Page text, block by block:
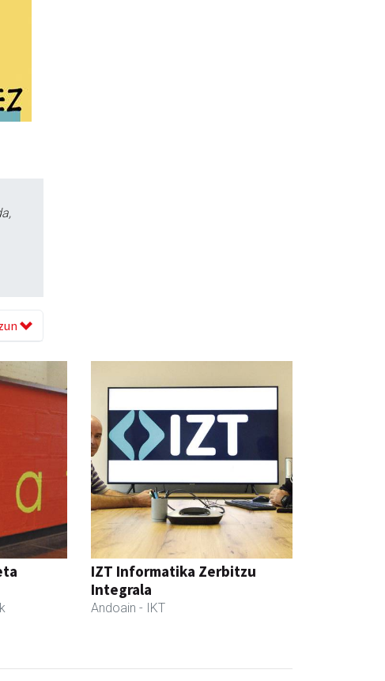
IZT Informatika Zerbitzu
Integrala
Andoain - IKT